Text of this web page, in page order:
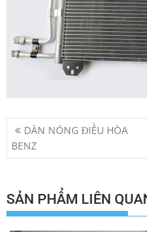
Điều
hướng
bài
DÀN NÓNG ĐIỀU HÒA
BENZ
SẢN PHẨM LIÊN